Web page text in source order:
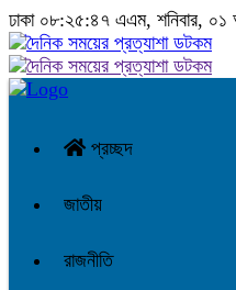
ঢাকা ০৮:২৫:৪৮ এএম, শনিবার, ০১
প্রচ্ছদ
জাতীয়
রাজনীতি